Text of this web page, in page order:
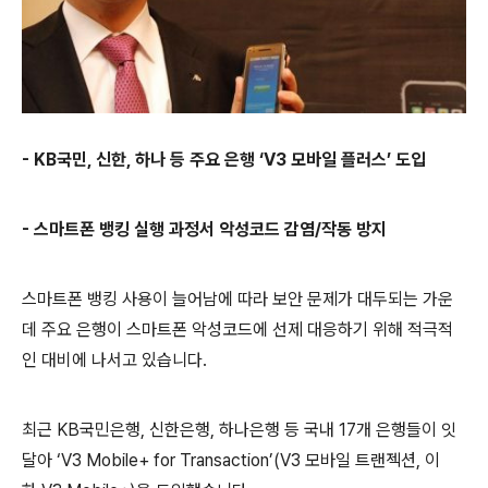
- KB국민, 신한, 하나 등 주요 은행 ‘V3 모바일 플러스’ 도입
- 스마트폰 뱅킹 실행 과정서 악성코드 감염/작동 방지
스마트폰 뱅킹 사용이 늘어남에 따라 보안 문제가 대두되는 가운
데 주요 은행이 스마트폰 악성코드에 선제 대응하기 위해 적극적
인 대비에 나서고 있습니다.
최근 KB국민은행, 신한은행, 하나은행 등 국내 17개 은행들이 잇
달아 ‘V3 Mobile+ for Transaction’(V3 모바일 트랜젝션, 이